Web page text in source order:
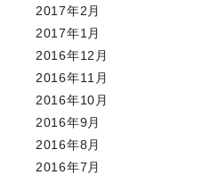
2017年2月
2017年1月
2016年12月
2016年11月
2016年10月
2016年9月
2016年8月
2016年7月